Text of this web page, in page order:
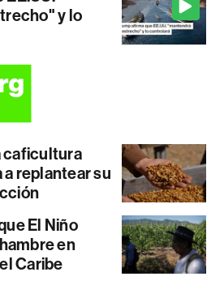
y lo
caficultura
replantear su
El Niño
en
Caribe